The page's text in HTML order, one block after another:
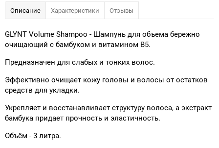
Описание Характеристики Отзывы
GLYNT Volume Shampoo - Шампунь для объема бережно
очищающий с бамбуком и витамином В5.
Предназначен для слабых и тонких волос.
Эффективно очищает кожу головы и волосы от остатков
средств для укладки.
Укрепляет и восстанавливает структуру волоса, а экстракт
бамбука придает прочность и эластичность.
Объём - 3 литра.